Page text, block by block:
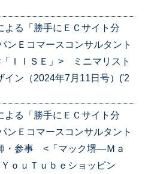
よる「勝手にＥＣサイト分
Ｅコマースコンサルタント
ＩＩＳＥ」> ミニマリスト
イン（2024年7月11日号）('2
よる「勝手にＥＣサイト分
Ｅコマースコンサルタント
・参事 <「マック堺―Ｍａ
ｏｕＴｕｂｅショッピン